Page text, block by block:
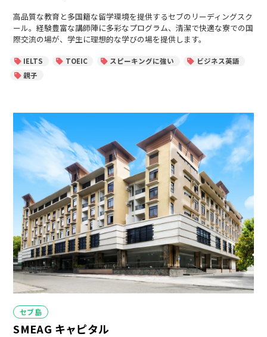
ー
高品質な教育と多国籍な留学環境を提供するセブのリーディングスク
ール。経験豊富な講師陣に多彩なプログラム、清潔で快適な寮での国
際交流の場が、学生に理想的な学びの場を提供します。
IELTS TOEIC スピーキングに強い
ビジネス英語
親子
カ
テ
ゴ
セブ島
SMEAG キャピタル